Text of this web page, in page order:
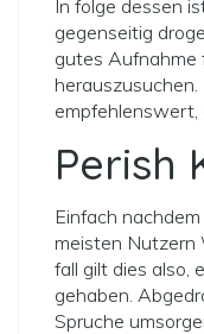
In folge dessen
gegenseitig
gutes Aufnahme
empfehlenswert,
Perish
Einfach
meisten Nutzern
fall gilt dies also,
gehaben.
Spruche